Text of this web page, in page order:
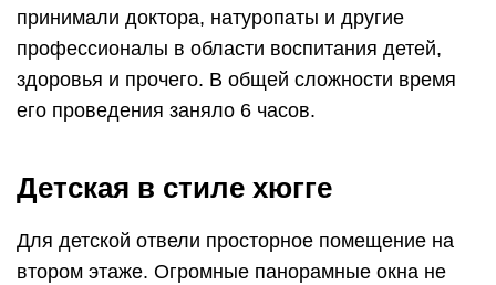
принимали доктора, натуропаты и другие
профессионалы в области воспитания детей,
здоровья и прочего. В общей сложности время
его проведения заняло 6 часов.
Детская в стиле хюгге
Для детской отвели просторное помещение на
втором этаже. Огромные панорамные окна не